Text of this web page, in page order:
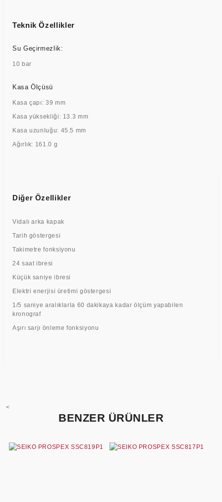
Teknik Özellikler
Su Geçirmezlik:
10 bar
Kasa Ölçüsü
Kasa çapı: 39 mm
Kasa yüksekliği: 13.3 mm
Kasa uzunluğu: 45.5 mm
Ağırlık: 161.0 g
Diğer Özellikler
Vidalı arka kapak
Tarih göstergesi
Takimetre fonksiyonu
24 saat ibresi
Küçük saniye ibresi
Elektri enerjisi üretimi göstergesi
1/5 saniye aralıklarla 60 dakikaya kadar ölçüm yapabilen
kronograf
Aşırı sarjı önleme fonksiyonu
<
BENZER ÜRÜNLER